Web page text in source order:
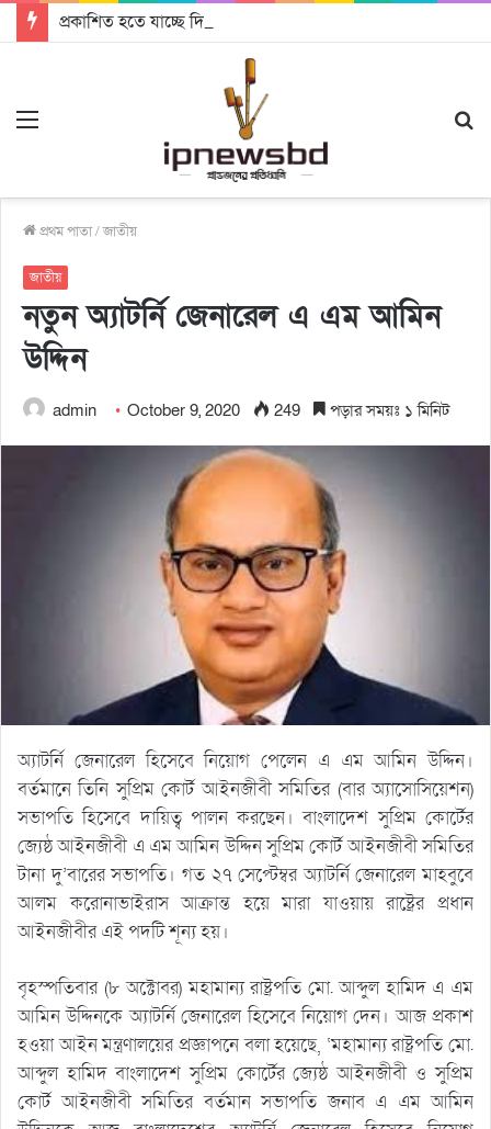
প্রকাশিত হতে যাচ্ছে দি রাবুগার নতুন গান ‘Baljanggi’
প্রথম পাতা/জাতীয়
জাতীয়
নতুন অ্যাটর্নি জেনারেল এ এম আমিন
উদ্দিন
admin October 9, 2020 249 পড়ার সময়ঃ ১ মিনিট
অ্যাটর্নি জেনারেল হিসেবে নিয়োগ পেলেন এ এম আমিন উদ্দিন।
বর্তমানে তিনি সুপ্রিম কোর্ট আইনজীবী সমিতির (বার অ্যাসোসিয়েশন)
সভাপতি হিসেবে দায়িত্ব পালন করছেন। বাংলাদেশ সুপ্রিম কোর্টের
জ্যেষ্ঠ আইনজীবী এ এম আমিন উদ্দিন সুপ্রিম কোর্ট আইনজীবী সমিতির
টানা দু’বারের সভাপতি। গত ২৭ সেপ্টেম্বর অ্যাটর্নি জেনারেল মাহবুবে
আলম করোনাভাইরাস আক্রান্ত হয়ে মারা যাওয়ায় রাষ্ট্রের প্রধান
আইনজীবীর এই পদটি শূন্য হয়।
বৃহস্পতিবার (৮ অক্টোবর) মহামান্য রাষ্ট্রপতি মো. আব্দুল হামিদ এ এম
আমিন উদ্দিনকে অ্যাটর্নি জেনারেল হিসেবে নিয়োগ দেন। আজ প্রকাশ
হওয়া আইন মন্ত্রণালয়ের প্রজ্ঞাপনে বলা হয়েছে, ‘মহামান্য রাষ্ট্রপতি মো.
আব্দুল হামিদ বাংলাদেশ সুপ্রিম কোর্টের জ্যেষ্ঠ আইনজীবী ও সুপ্রিম
কোর্ট আইনজীবী সমিতির বর্তমান সভাপতি জনাব এ এম আমিন